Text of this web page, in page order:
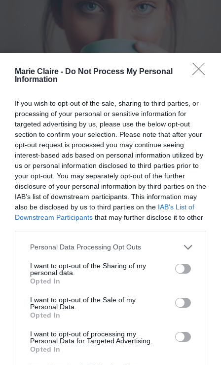
Marie Claire - Do Not Process My Personal
Information
If you wish to opt-out of the sale, sharing to third parties, or
processing of your personal or sensitive information for
targeted advertising by us, please use the below opt-out
section to confirm your selection. Please note that after your
opt-out request is processed you may continue seeing
interest-based ads based on personal information utilized by
us or personal information disclosed to third parties prior to
your opt-out. You may separately opt-out of the further
disclosure of your personal information by third parties on the
IAB’s list of downstream participants. This information may
also be disclosed by us to third parties on the IAB’s List of
Downstream Participants that may further disclose it to other
Personal Data Processing Opt Outs
I want to opt-out of the Sharing of my
personal data.
Opted In
I want to opt-out of the Sale of my
Personal Data.
Opted In
I want to opt-out of processing my
Personal Data for Targeted Advertising.
Opted In
Ακμή στο μεσόφρυο – Μάθε γιατί προκαλείται και
πώς θα την αντιμετωπίσεις
ByMcteam
ADVERTISEMENT - CONTINUE READING BELOW